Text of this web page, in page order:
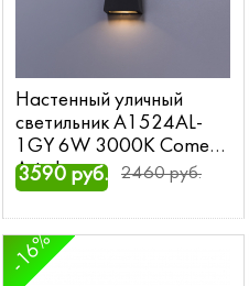
Настенный уличный
светильник A1524AL-
1GY 6W 3000K Cometa
Arte Lamp
3590 руб. 2460 руб.
-16%